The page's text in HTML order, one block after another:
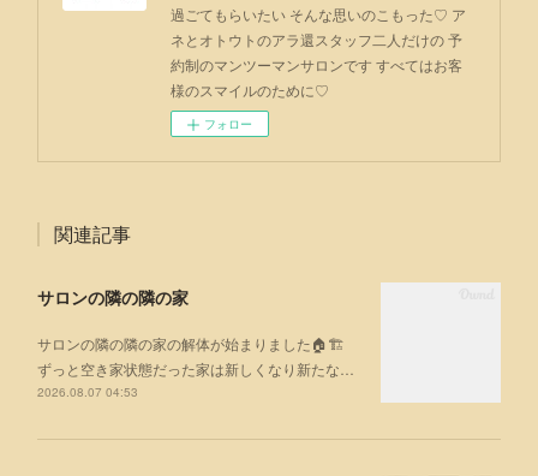
過ごてもらいたい そんな思いのこもった♡ ア
ネとオトウトのアラ還スタッフ二人だけの 予
約制のマンツーマンサロンです すべてはお客
様のスマイルのために♡
フォロー
関連記事
サロンの隣の隣の家
サロンの隣の隣の家の解体が始まりました🏠🏗
ずっと空き家状態だった家は新しくなり新たな…
2026.08.07 04:53